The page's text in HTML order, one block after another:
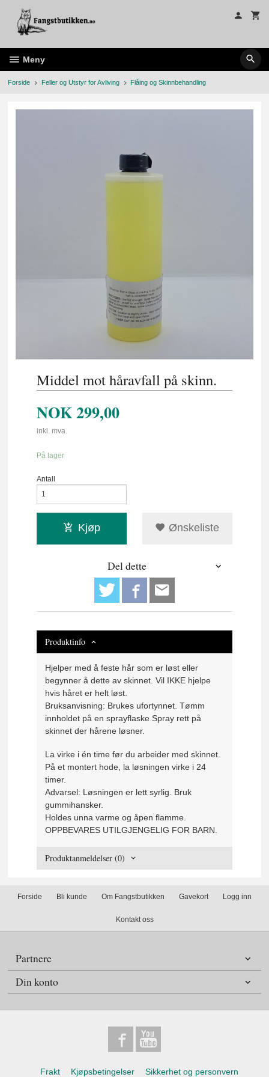
innholdet
Meny
Forside Feller og Utstyr for Avliving Flåing og Skinnbehandling
Middel mot håravfall på skinn.
NOK299,00
inkl. mva.
På lager
Antall
Kjøp Ønskeliste
Del dette
Produktinfo
Hjelper med å feste hår som er løst eller
begynner å dette av skinnet. Vil IKKE hjelpe
hvis håret er helt løst.
Bruksanvisning: Brukes ufortynnet. Tømm
innholdet på en sprayflaske Spray rett på
skinnet der hårene løsner.
La virke i én time før du arbeider med skinnet.
På et montert hode, la løsningen virke i 24
timer.
Advarsel: Løsningen er lett syrlig. Bruk
gummihansker.
Holdes unna varme og åpen flamme.
OPPBEVARES UTILGJENGELIG FOR BARN.
Produktanmeldelser (0)
Forside Bli kunde Om Fangstbutikken Gavekort Logg inn
Kontakt oss
Partnere
Din konto
Frakt Kjøpsbetingelser Sikkerhet og personvern